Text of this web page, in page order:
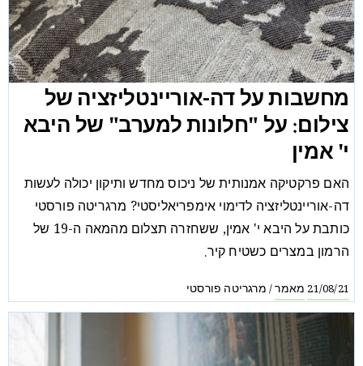
מחשבות על דה-אוריינטליזציה של
צילום: על "חלונות למערב" של היבא
י' אמין
האם פרקטיקה אמנותית של ניכוס מחדש ותיקון יכולה לעשות
דה-אוריינטליזציה לדימוי אימפריאליסטי? מרגריטה פורסטי
כותבת על היבא י' אמין, ששחזרה תצלום מהמאה ה-19 של
הרמון במצרים כשטיח קיר.
21/08/21 מאמר/מרגריטה פורסטי